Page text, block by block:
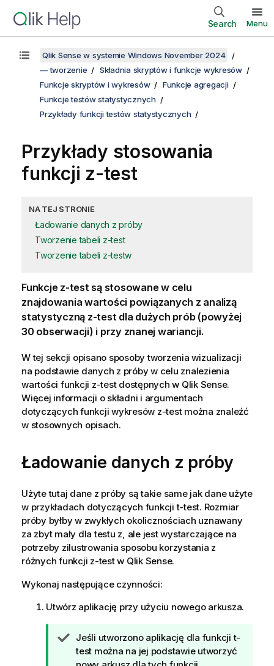
Search Menu
Qlik Sense w systemie Windows November 2024
— tworzenie
Składnia skryptów i funkcje wykresów
Funkcje skryptów i wykresów
Funkcje agregacji
Funkcje testów statystycznych
Przykłady funkcji testów statystycznych
Przykłady stosowania
funkcji z-test
NA TEJ STRONIE
Ładowanie danych z próby
Tworzenie tabeli z-test
Tworzenie tabeli z-testw
Funkcje z-testsą stosowane w celu
znajdowania wartości powiązanych z analizą
statystyczną z-testdla dużych prób (powyżej
30 obserwacji) i przy znanej wariancji.
W tej sekcji opisano sposoby tworzenia wizualizacji
na podstawie danych z próby w celu znalezienia
wartości funkcji z-testdostępnych w Qlik Sense.
Więcej informacji o składni i argumentach
dotyczących funkcji wykresów z-testmożna znaleźć
w stosownych opisach.
Ładowanie danych z próby
Użyte tutaj dane z próby są takie same jak dane użyte
w przykładach dotyczących funkcjit-test. Rozmiar
próby byłby w zwykłych okolicznościach uznawany
za zbyt mały dla testu z, ale jest wystarczające na
potrzeby zilustrowania sposobu korzystania z
różnych funkcji z-testw Qlik Sense.
Wykonaj następujące czynności:
Utwórz aplikację przy użyciu nowego arkusza.
W
s
Jeśli utworzono aplikację dla funkcjit-
test można na jej podstawie utworzyć